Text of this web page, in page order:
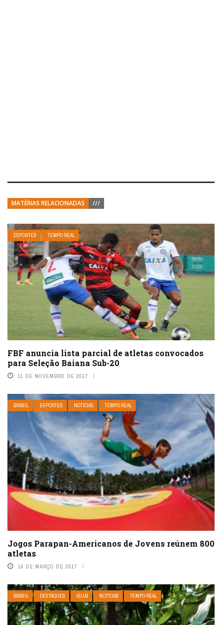
MATÉRIAS RELACIONADAS ///
ESPORTES TEMPO REAL
FBF anuncia lista parcial de atletas convocados
para Seleção Baiana Sub-20
11 DE NOVEMBRO DE 2017
BRASIL ESPORTES NOTÍCIAS TEMPO REAL
Jogos Parapan-Americanos de Jovens reúnem 800
atletas
16 DE MARÇO DE 2017
BRASIL DESTAQUES IGUAÍ NOTÍCIAS TEMPO REAL